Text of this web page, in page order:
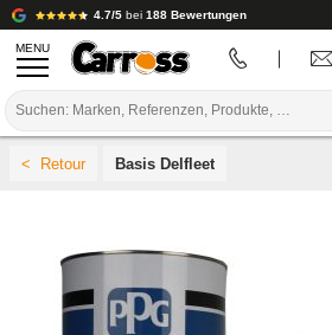
4.7/5 bei 188 Bewertungen
MENU
VORBEREITUNG / BASISLACK /
KAROSSERIE-VERBRAUCHSMATERIAL
Basis Delfleet